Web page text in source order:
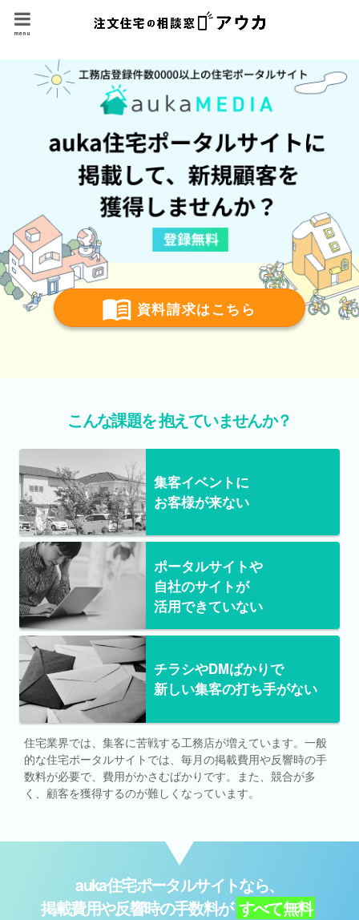
menu
資料請求はこちら
こんな課題を抱えていませんか？
集客イベントに
お客様が来ない
ポータルサイトや
自社のサイトが
活用できていない
チラシやDMばかりで
新しい集客の打ち手がない
住宅業界では、集客に苦戦する工務店が増えています。一般
的な住宅ポータルサイトでは、毎月の掲載費用や反響時の手
数料が必要で、費用がかさむばかりです。また、競合が多
く、顧客を獲得するのが難しくなっています。
auka住宅ポータルサイトなら、
掲載費用や反響時の手数料が すべて無料